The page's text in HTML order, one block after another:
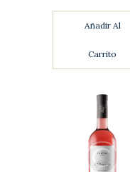
Añadir Al
Carrito